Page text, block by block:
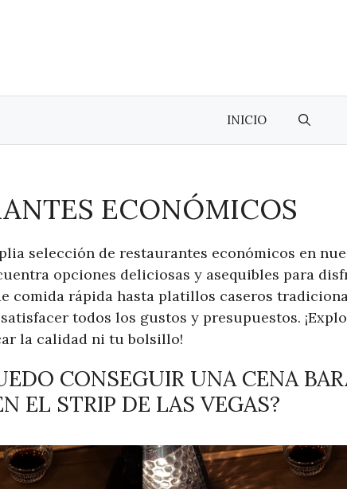
INICIO
ECONÓMICOS
selección de restaurantes económicos en
opciones deliciosas y asequibles para
comida rápida hasta platillos caseros
todos los gustos y presupuestos.
la calidad ni tu bolsillo!
CONSEGUIR UNA CENA
EL STRIP DE LAS VEGAS?